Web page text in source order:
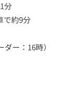
分
で約9分
ー：16時）